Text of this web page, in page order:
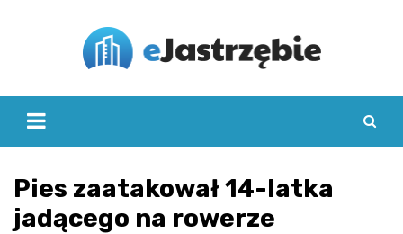
Pies zaatakował 14-latka
jadącego na rowerze